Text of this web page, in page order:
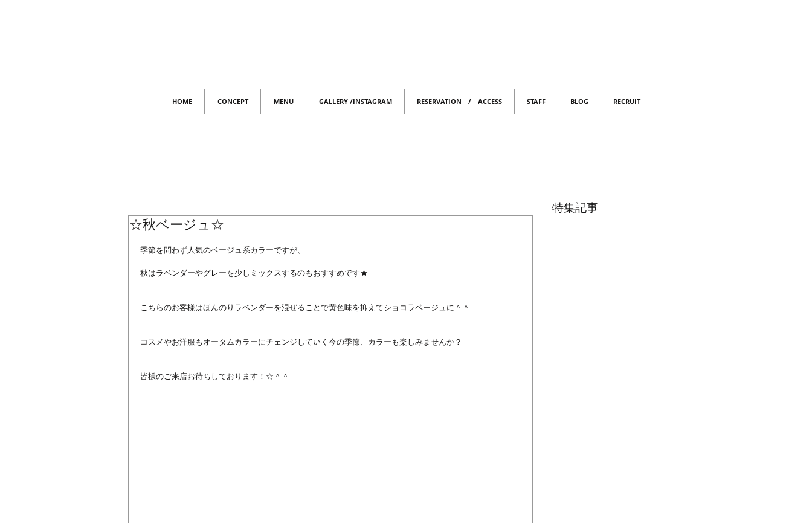
HOME CONCEPT MENU GALLERY /INSTAGRAM RESERVATION / ACCESS STAFF BLOG RECRUIT
☆秋ベージュ☆
季節を問わず人気のベージュ系カラーですが、
秋はラベンダーやグレーを少しミックスするのもおすすめです★
こちらのお客様はほんのりラベンダーを混ぜることで黄色味を抑えてショコラベージュに＾＾
コスメやお洋服もオータムカラーにチェンジしていく今の季節、カラーも楽しみませんか？
皆様のご来店お待ちしております！☆＾＾
特集記事